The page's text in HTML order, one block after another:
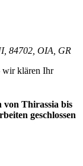
84702, ΟΙΑ, GR
klären Ihr
Thirassia bis
geschlossen